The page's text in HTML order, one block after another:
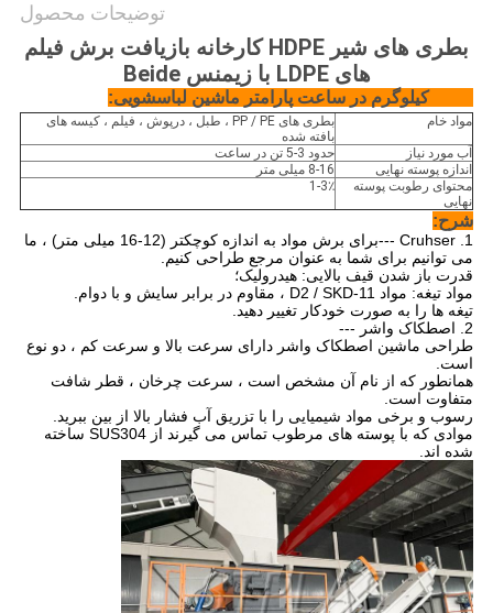
POLICY
توضیحات محصول
بطری های شیر HDPE کارخانه بازیافت برش فیلم
های LDPE با زیمنس Beide
مواد خام
بطری های PP / PE ، طبل ، درپوش ، فیلم ، کیسه های
بافته شده
آب مورد نیاز
حدود 3-5 تن در ساعت
اندازه پوسته نهایی
8-16 میلی متر
محتوای رطوبت پوسته
نهایی
1-3٪
شرح:
1. Cruhser ---
برای برش مواد به اندازه کوچکتر (12-16 میلی متر) ، ما
می توانیم برای شما به عنوان مرجع طراحی کنیم.
قدرت باز شدن قیف بالایی: هیدرولیک؛
مواد تیغه: مواد D2 / SKD-11 ، مقاوم در برابر سایش و با دوام.
تیغه ها را به صورت خودکار تغییر دهید.
2. اصطکاک واشر ---
طراحی ماشین اصطکاک واشر دارای سرعت بالا و سرعت کم ، دو نوع
است.
همانطور که از نام آن مشخص است ، سرعت چرخان ، قطر شافت
متفاوت است.
رسوب و برخی مواد شیمیایی را با تزریق آب فشار بالا از بین ببرید.
موادی که با پوسته های مرطوب تماس می گیرند از SUS304 ساخته
شده اند.